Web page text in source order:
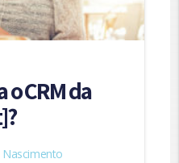
CRM da
Nascimento